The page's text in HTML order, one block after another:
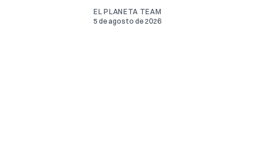
EL PLANETA TEAM
5 de agosto de 2026